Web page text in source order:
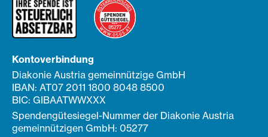
Kontoverbindung
Diakonie Austria gemeinnützige GmbH
IBAN: AT07 2011 1800 8048 8500
BIC: GIBAATWWXXX
Spendengütesiegel-Nummer der Diakonie Austria
gemeinnützigen GmbH: 05277